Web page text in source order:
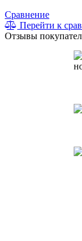
Сравнение
Перейти к
Отзывы